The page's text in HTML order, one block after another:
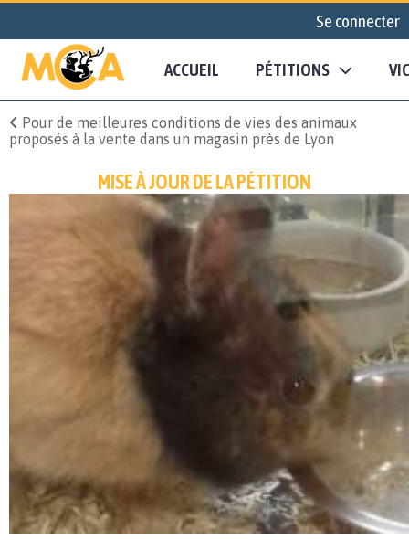
Se connecter
ACCUEIL PÉTITIONS
Pour de meilleures conditions de vies des animaux
proposés à la vente dans un magasin près de Lyon
MISE À JOUR DE LA PÉTITION